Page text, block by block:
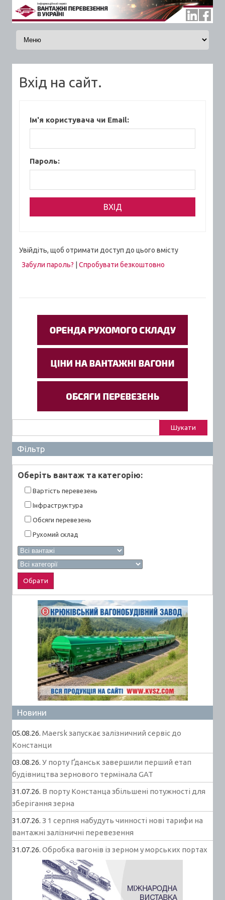
Skip to content
Вхід на сайт.
Ім'я користувача чи Email:
Пароль:
Увійдіть, щоб отримати доступ до цього вмісту
Забули пароль?
Спробувати безкоштовно
Фільтр
Оберiть вантаж та категорiю:
Вартiсть перевезень
Інфраструктура
Обсяги перевезень
Рухомий склад
Новини
05.08.26. Maersk запускає залізничний сервіс до
Констанци
03.08.26. У порту Ґданськ завершили перший етап
будівництва зернового термінала GAT
31.07.26. В порту Констанца збільшені потужності для
зберігання зерна
31.07.26. З 1 серпня набудуть чинності нові тарифи на
вантажні залізничні перевезення
31.07.26. Обробка вагонів із зерном у морських портах